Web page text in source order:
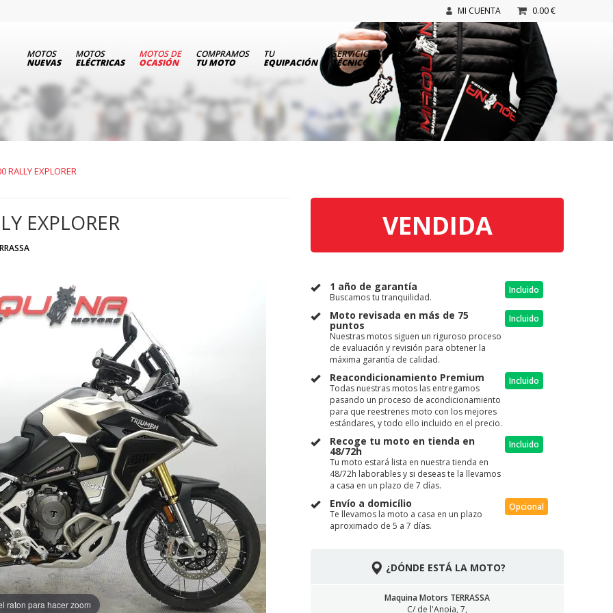
MI CUENTA 0.00 €
MOTOS
NUEVAS
MOTOS
ELÉCTRICAS
MOTOS DE
OCASIÓN
COMPRAMOS
TU MOTO
TU
EQUIPACIÓN
SERVICIO
TÉCNICO
RALLY EXPLORER
EXPLORER VENDIDA
1 año de garantía
Buscamos tu tranquilidad.
Incluido
Moto revisada en más de 75
puntos
Nuestras motos siguen un riguroso proceso
de evaluación y revisión para obtener la
máxima garantía de calidad.
Incluido
Reacondicionamiento Premium
Todas nuestras motos las entregamos
pasando un proceso de acondicionamiento
para que reestrenes moto con los mejores
estándares, y todo ello incluido en el precio.
Incluido
Recoge tu moto en tienda en
48/72h
Tu moto estará lista en nuestra tienda en
48/72h laborables y si deseas te la llevamos
a casa en un plazo de 7 días.
Incluido
Envío a domicílio
Te llevamos la moto a casa en un plazo
aproximado de 5 a 7 días.
Opcional
¿DÓNDE ESTÁ LA MOTO?
Maquina Motors TERRASSA
C/ de l'Anoia, 7,
raton para hacer zoom